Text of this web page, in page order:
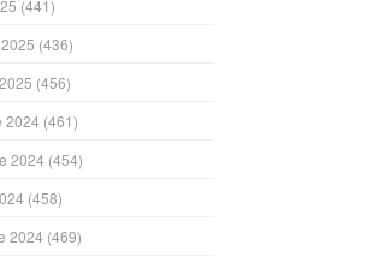
(441)
(436)
(456)
2024 (461)
2024 (454)
(458)
2024 (469)